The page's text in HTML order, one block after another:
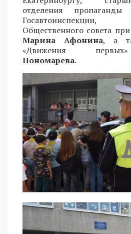
отделения
Госавтоинспекции,
Общественного совета
Марина Афонина, а
«Движения
Пономарева.